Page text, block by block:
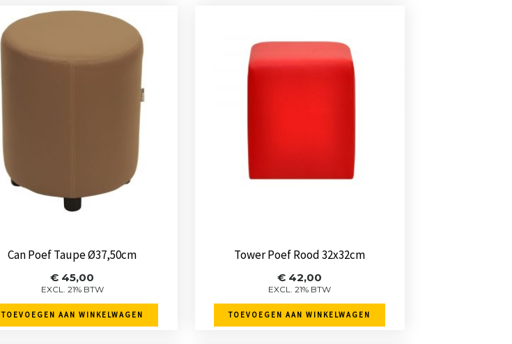
Can Poef Taupe Ø37,50cm
€ 45,00
EXCL. 21% BTW
TOEVOEGEN AAN WINKELWAGEN
Tower Poef Rood 32x32cm
€ 42,00
EXCL. 21% BTW
TOEVOEGEN AAN WINKELWAGEN